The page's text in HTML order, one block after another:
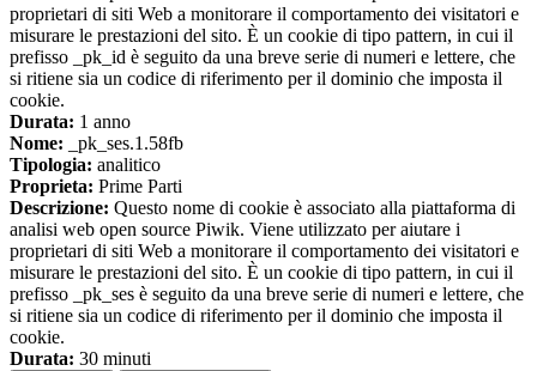
proprietari di siti Web a monitorare il comportamento dei visitatori e
misurare le prestazioni del sito. È un cookie di tipo pattern, in cui il
prefisso _pk_id è seguito da una breve serie di numeri e lettere, che
si ritiene sia un codice di riferimento per il dominio che imposta il
cookie.
Durata: 1 anno
Nome: _pk_ses.1.58fb
Tipologia: analitico
Proprieta: Prime Parti
Descrizione: Questo nome di cookie è associato alla piattaforma di
analisi web open source Piwik. Viene utilizzato per aiutare i
proprietari di siti Web a monitorare il comportamento dei visitatori e
misurare le prestazioni del sito. È un cookie di tipo pattern, in cui il
prefisso _pk_ses è seguito da una breve serie di numeri e lettere, che
si ritiene sia un codice di riferimento per il dominio che imposta il
cookie.
Durata: 30 minuti